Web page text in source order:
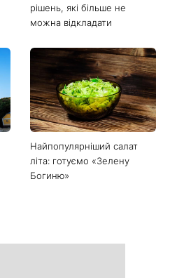
рішень, які більше не
можна відкладати
Найпопулярніший салат
літа: готуємо «Зелену
Богиню»